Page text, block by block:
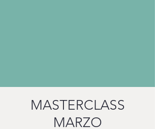
MASTERCLASS
MARZO